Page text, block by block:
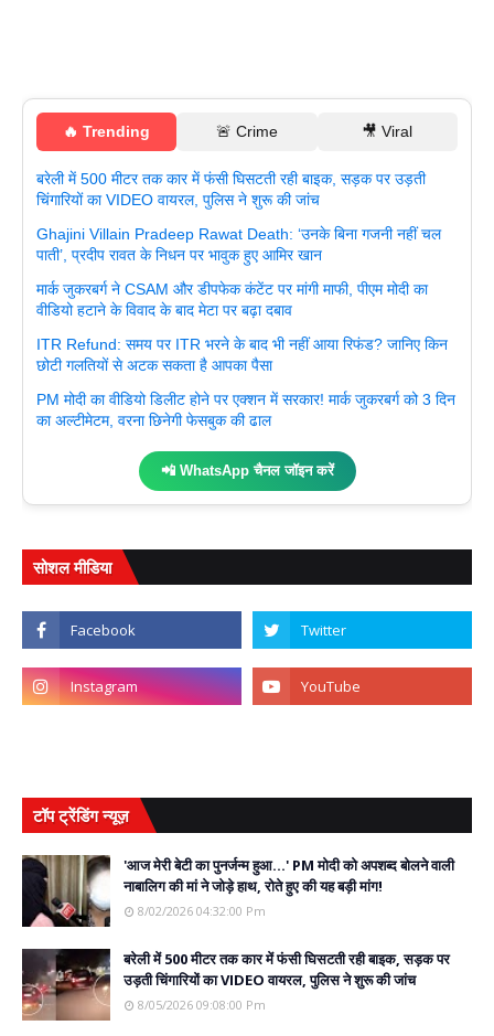
🔥 Trending 🚨 Crime 🎥 Viral
बरेली में 500 मीटर तक कार में फंसी घिसटती रही बाइक, सड़क पर उड़ती
चिंगारियों का VIDEO वायरल, पुलिस ने शुरू की जांच
Ghajini Villain Pradeep Rawat Death: ‘उनके बिना गजनी नहीं चल
पाती’, प्रदीप रावत के निधन पर भावुक हुए आमिर खान
मार्क जुकरबर्ग ने CSAM और डीपफेक कंटेंट पर मांगी माफी, पीएम मोदी का
वीडियो हटाने के विवाद के बाद मेटा पर बढ़ा दबाव
ITR Refund: समय पर ITR भरने के बाद भी नहीं आया रिफंड? जानिए किन
छोटी गलतियों से अटक सकता है आपका पैसा
PM मोदी का वीडियो डिलीट होने पर एक्शन में सरकार! मार्क जुकरबर्ग को 3 दिन
का अल्टीमेटम, वरना छिनेगी फेसबुक की ढाल
📲 WhatsApp चैनल जॉइन करें
सोशल मीडिया
टॉप ट्रेंडिंग न्यूज़
'आज मेरी बेटी का पुनर्जन्म हुआ...' PM मोदी को अपशब्द बोलने वाली
नाबालिग की मां ने जोड़े हाथ, रोते हुए की यह बड़ी मांग!
8/02/2026 04:32:00 Pm
बरेली में 500 मीटर तक कार में फंसी घिसटती रही बाइक, सड़क पर
उड़ती चिंगारियों का VIDEO वायरल, पुलिस ने शुरू की जांच
8/05/2026 09:08:00 Pm